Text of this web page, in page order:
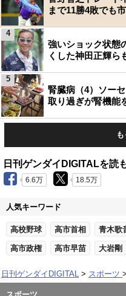
まで11勝4敗でも
強いショック状態
くした神田正輝ら
4
腎臓病（4）ソー
取り過ぎが腎機能
5
日刊ゲンダイDIGITALを読
6.6万 18.5万
人気キーワード
高校野球 高市首相 青木歌
高市政権 高市早苗 大岩剛
日刊ゲンダイDIGITAL スポーツ